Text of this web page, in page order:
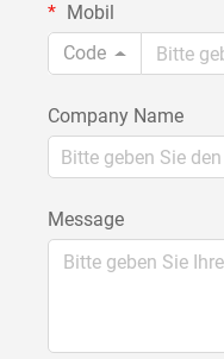
Mobil
Code
Company Name
Message